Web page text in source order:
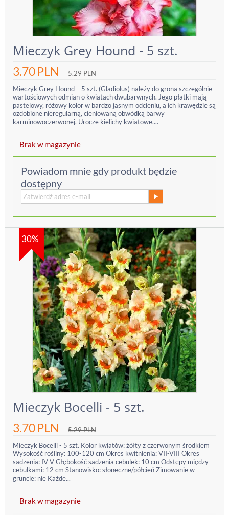
Mieczyk Grey Hound - 5 szt.
3.70PLN 5.29PLN
Mieczyk Grey Hound – 5 szt. (Gladiolus) należy do grona szczególnie
wartościowych odmian o kwiatach dwubarwnych. Jego płatki mają
pastelowy, różowy kolor w bardzo jasnym odcieniu, a ich krawędzie są
ozdobione nieregularną, cieniowaną obwódką barwy
karminowoczerwonej. Urocze kielichy kwiatowe,...
Brak w magazynie
Powiadom mnie gdy produkt będzie
dostępny
30%
Mieczyk Bocelli - 5 szt.
3.70PLN 5.29PLN
Mieczyk Bocelli - 5 szt. Kolor kwiatów: żółty z czerwonym środkiem
Wysokość rośliny: 100-120 cm Okres kwitnienia: VII-VIII Okres
sadzenia: IV-V Głębokość sadzenia cebulek: 10 cm Odstępy między
cebulkami: 12 cm Stanowisko: słoneczne/półcień Zimowanie w
gruncie: nie Każde...
Brak w magazynie